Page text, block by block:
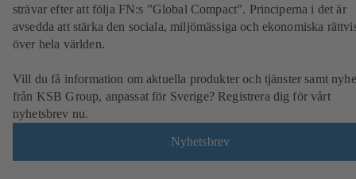
strävar efter att följa FN:s ”Global Compact”. Principerna i det är
avsedda att stärka den sociala, miljömässiga och ekonomiska
över hela världen.
Vill du få information om aktuella produkter och tjänster samt
från KSB Group, anpassat för Sverige? Registrera dig för vårt
nyhetsbrev nu.
Nyhetsbrev